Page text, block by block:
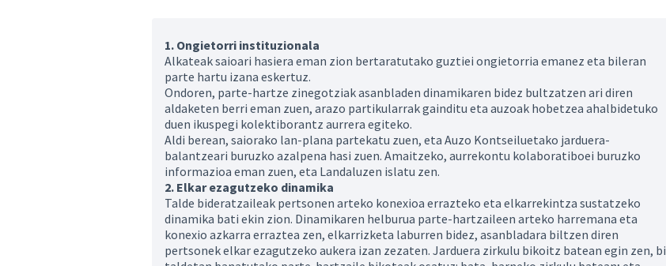
1. Ongietorri instituzionala
Alkateak saioari hasiera eman zion bertaratutako guztiei ongietorria emanez eta bileran
parte hartu izana eskertuz.
Ondoren, parte-hartze zinegotziak asanbladen dinamikaren bidez bultzatzen ari diren
aldaketen berri eman zuen, arazo partikularrak gainditu eta auzoak hobetzea ahalbidetuko
duen ikuspegi kolektiborantz aurrera egiteko.
Aldi berean, saiorako lan-plana partekatu zuen, eta Auzo Kontseiluetako jarduera-
balantzeari buruzko azalpena hasi zuen. Amaitzeko, aurrekontu kolaboratiboei buruzko
informazioa eman zuen, eta Landaluzen islatu zen.
2. Elkar ezagutzeko dinamika
Talde bideratzaileak pertsonen arteko konexioa errazteko eta elkarrekintza sustatzeko
dinamika bati ekin zion. Dinamikaren helburua parte-hartzaileen arteko harremana eta
konexio azkarra erraztea zen, elkarrizketa laburren bidez, asanbladara biltzen diren
pertsonek elkar ezagutzeko aukera izan zezaten. Jarduera zirkulu bikoitz batean egin zen, bi